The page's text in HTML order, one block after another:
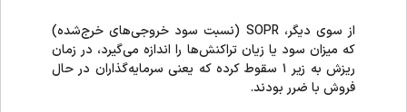
از سوی دیگر، SOPR (نسبت سود خروجی‌های خرج‌شده)
که میزان سود یا زیان تراکنش‌ها را اندازه می‌گیرد، در زمان
ریزش به زیر ۱ سقوط کرده که یعنی سرمایه‌گذاران در حال
فروش با ضرر بودند.